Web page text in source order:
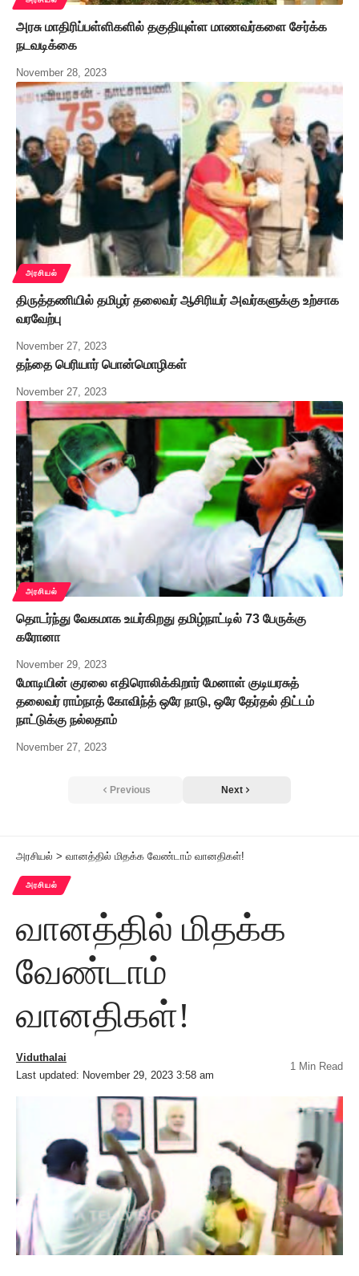
அரசு மாதிரிப்பள்ளிகளில் தகுதியுள்ள மாணவர்களை சேர்க்க
நடவடிக்கை
November 28, 2023
அரசியல்
திருத்தணியில் தமிழர் தலைவர் ஆசிரியர் அவர்களுக்கு உற்சாக
வரவேற்பு
November 27, 2023
தந்தை பெரியார் பொன்மொழிகள்
November 27, 2023
அரசியல்
தொடர்ந்து வேகமாக உயர்கிறது தமிழ்நாட்டில் 73 பேருக்கு
கரோனா
November 29, 2023
மோடியின் குரலை எதிரொலிக்கிறார் மேனாள் குடியரசுத்
தலைவர் ராம்நாத் கோவிந்த் ஒரே நாடு, ஒரே தேர்தல் திட்டம்
நாட்டுக்கு நல்லதாம்
November 27, 2023
Previous Next
அரசியல் > வானத்தில் மிதக்க வேண்டாம் வானதிகள்!
அரசியல்
வானத்தில் மிதக்க
வேண்டாம்
வானதிகள்!
Last updated: November 29, 2023 3:58 am
Viduthalai
1 Min Read